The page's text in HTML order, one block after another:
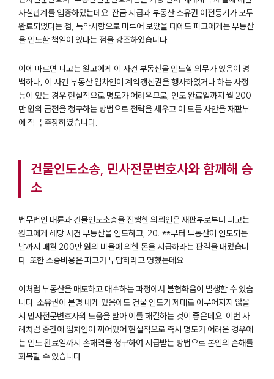
통합검색
AI대륜
주요 업무사례
사례분석/최신동향
법률정보
법률지식인
업무분야
구성원 소개
소식/자료
언론보도
공지사항
사실관계를 입증하였는데요. 잔금 지급과 부동산 소유권 이전등기가 모두
완료되었다는 점, 특약사항으로 미루어 보았을 때에도 피고에게는 부동산
을 인도할 책임이 있다는 점을 강조하였습니다.
이에 따르면 피고는 원고에게 이 사건 부동산을 인도할 의무가 있음이 명
백하나, 이 사건 부동산 임차인이 계약갱신권을 행사하였거나 하는 사정
등이 있는 경우 현실적으로 명도가 어려우므로, 인도 완료일까지 월 200
만 원의 금전을 청구하는 방법으로 전략을 세우고 이 모든 사안을 재판부
에 적극 주장하였습니다.
건물인도소송, 민사전문변호사와 함께해 승
소
법무법인 대륜과 건물인도소송을 진행한 의뢰인은 재판부로부터 피고는
원고에게 해당 사건 부동산을 인도하고, 20..**부터 부동산이 인도되는
날까지 매월 200만 원의 비율에 의한 돈을 지급하라는 판결을 내렸습니
다. 또한 소송비용은 피고가 부담하라고 명했는데요.
이처럼 부동산을 매도하고 매수하는 과정에서 불협화음이 발생할 수 있습
니다. 소유권이 분명 내게 있음에도 건물 인도가 제대로 이루어지지 않을
시 민사전문변호사의 도움을 받아 이를 해결하는 것이 좋은데요. 이번 사
례처럼 중간에 임차인이 끼어있어 현실적으로 즉시 명도가 어려운 경우에
는 인도 완료일까지 손해액을 청구하여 지급받는 방법으로 본인의 손해를
회복할 수 있습니다.